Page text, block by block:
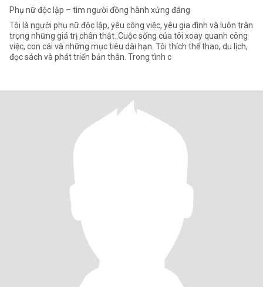
Phụ nữ độc lập – tìm người đồng hành xứng đáng
Tôi là người phụ nữ độc lập, yêu công việc, yêu gia đình và luôn trân
trọng những giá trị chân thật. Cuộc sống của tôi xoay quanh công
việc, con cái và những mục tiêu dài hạn. Tôi thích thể thao, du lịch,
đọc sách và phát triển bản thân. Trong tình c